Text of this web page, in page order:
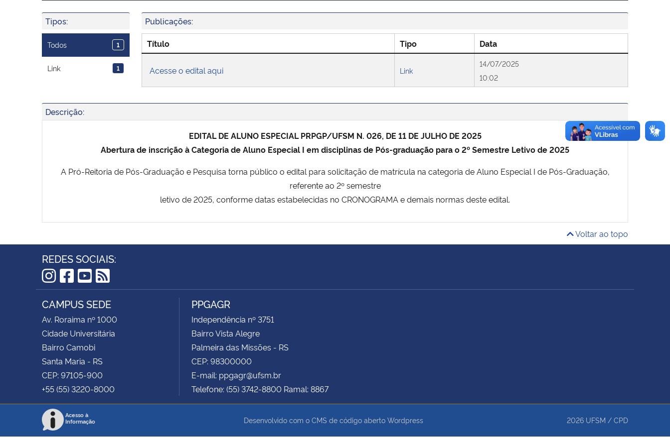
Tipos:
Todos 1
Link 1
Publicações:
Título Tipo Data
Acesse o edital aqui Link
14/07/2025
10:02
Descrição:
EDITAL DE ALUNO ESPECIAL PRPGP/UFSM N. 026, DE 11 DE JULHO DE 2025
Abertura de inscrição à Categoria de Aluno Especial I em disciplinas de Pós-graduação para o 2º Semestre Letivo de 2025
A Pró-Reitoria de Pós-Graduação e Pesquisa torna público o edital para solicitação de matrícula na categoria de Aluno Especial I de Pós-Graduação,
referente ao 2º semestre
letivo de 2025, conforme datas estabelecidas no CRONOGRAMA e demais normas deste edital.
Voltar ao topo
REDES SOCIAIS:
Instagram
Facebook
YouTube
RSS
CAMPUS SEDE
Av. Roraima nº 1000
Cidade Universitária
Bairro Camobi
Santa Maria - RS
CEP: 97105-900
+55 (55) 3220-8000
PPGAGR
Independência nº 3751
Bairro Vista Alegre
Palmeira das Missões - RS
CEP: 98300000
E-mail: ppgagr@ufsm.br
Telefone: (55) 3742-8800 Ramal: 8867
Acesso à
Informação
Desenvolvido com o CMS de código aberto Wordpress 2026 UFSM / CPD